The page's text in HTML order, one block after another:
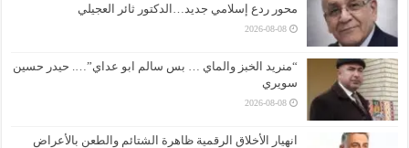
محور ردع إسلامي جديد…الدكتور ثائر العجيلي
2026-08-08
“منريد الخبز والماي … بس سالم ابو عداي”…. حيدر حسين
سويري
2026-08-08
انهيار الأخلاق الرقمية ظاهرة الشتائم والطعن بالأعراض